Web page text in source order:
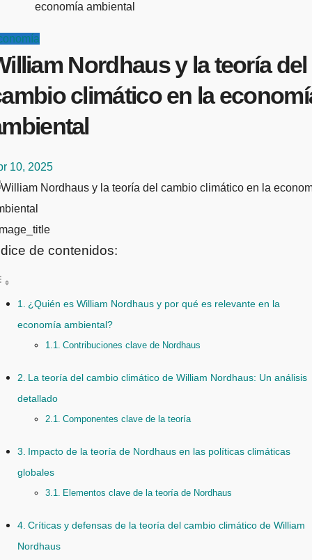
economía ambiental
Nordhaus y la teoría del
climático en la
10, 2025
de contenidos:
¿Quién es William Nordhaus y por qué es relevante en la
economía ambiental?
Contribuciones clave de Nordhaus
La teoría del cambio climático de William Nordhaus: Un análisis
detallado
Componentes clave de la teoría
Impacto de la teoría de Nordhaus en las políticas climáticas
globales
Elementos clave de la teoría de Nordhaus
Críticas y defensas de la teoría del cambio climático de William
Nordhaus